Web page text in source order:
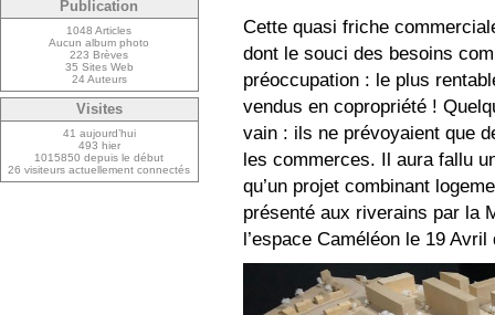
Cette quasi friche
dont le souci des besoins
préoccupation : le plus
vendus en copropriété !
vain : ils ne prévoyaient que
les commerces. Il aura fallu
qu’un projet combinant
présenté aux riverains par la
l’espace Caméléon le 19 Avril
Publication
1048 Articles
Aucun album photo
223 Brèves
35 Sites Web
24 Auteurs
Visites
41 aujourd’hui
493 hier
1015850 depuis le début
26 visiteurs actuellement connectés